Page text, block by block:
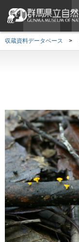
収蔵資料データベース >